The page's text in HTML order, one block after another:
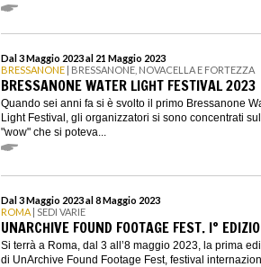
Dal 3 Maggio 2023 al 21 Maggio 2023
BRESSANONE | BRESSANONE, NOVACELLA E FORTEZZA
BRESSANONE WATER LIGHT FESTIVAL 2023
Quando sei anni fa si è svolto il primo Bressanone
Light Festival, gli organizzatori si sono concentrati
"wow" che si poteva...
Dal 3 Maggio 2023 al 8 Maggio 2023
ROMA | SEDI VARIE
UNARCHIVE FOUND FOOTAGE FEST. I°
Si terrà a Roma, dal 3 all’8 maggio 2023, la prima
di UnArchive Found Footage Fest, festival